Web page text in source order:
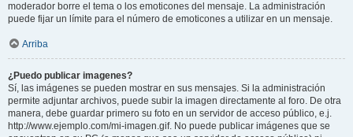
moderador borre el tema o los emoticones del mensaje. La administración
puede fijar un límite para el número de emoticones a utilizar en un mensaje.
Arriba
¿Puedo publicar imagenes?
Sí, las imágenes se pueden mostrar en sus mensajes. Si la administración
permite adjuntar archivos, puede subir la imagen directamente al foro. De otra
manera, debe guardar primero su foto en un servidor de acceso público, e.j.
http://www.ejemplo.com/mi-imagen.gif. No puede publicar imágenes que se